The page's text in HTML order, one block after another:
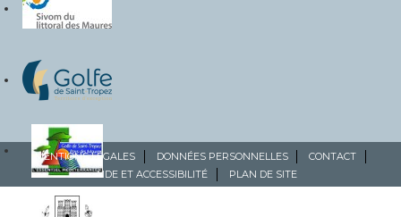
MENTIONS LÉGALES DONNÉES PERSONNELLES
CONTACT
AIDE ET ACCESSIBILITÉ
PLAN DE SITE